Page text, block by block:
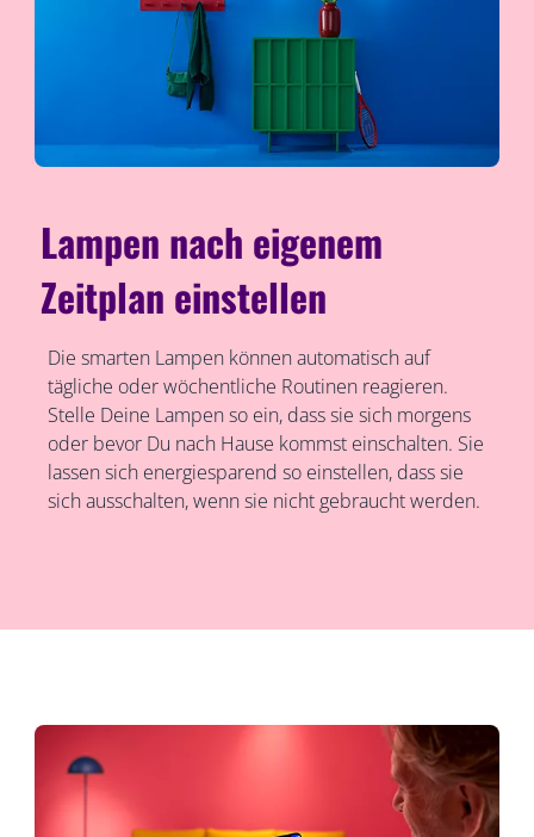
Lampen nach eigenem
Zeitplan einstellen
Die smarten Lampen können automatisch auf
tägliche oder wöchentliche Routinen reagieren.
Stelle Deine Lampen so ein, dass sie sich morgens
oder bevor Du nach Hause kommst einschalten. Sie
lassen sich energiesparend so einstellen, dass sie
sich ausschalten, wenn sie nicht gebraucht werden.